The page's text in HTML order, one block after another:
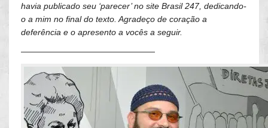
havia publicado seu ‘parecer’ no site Brasil 247, dedicando-
o a mim no final do texto. Agradeço de coração a
deferência e o apresento a vocês a seguir.
————————————————